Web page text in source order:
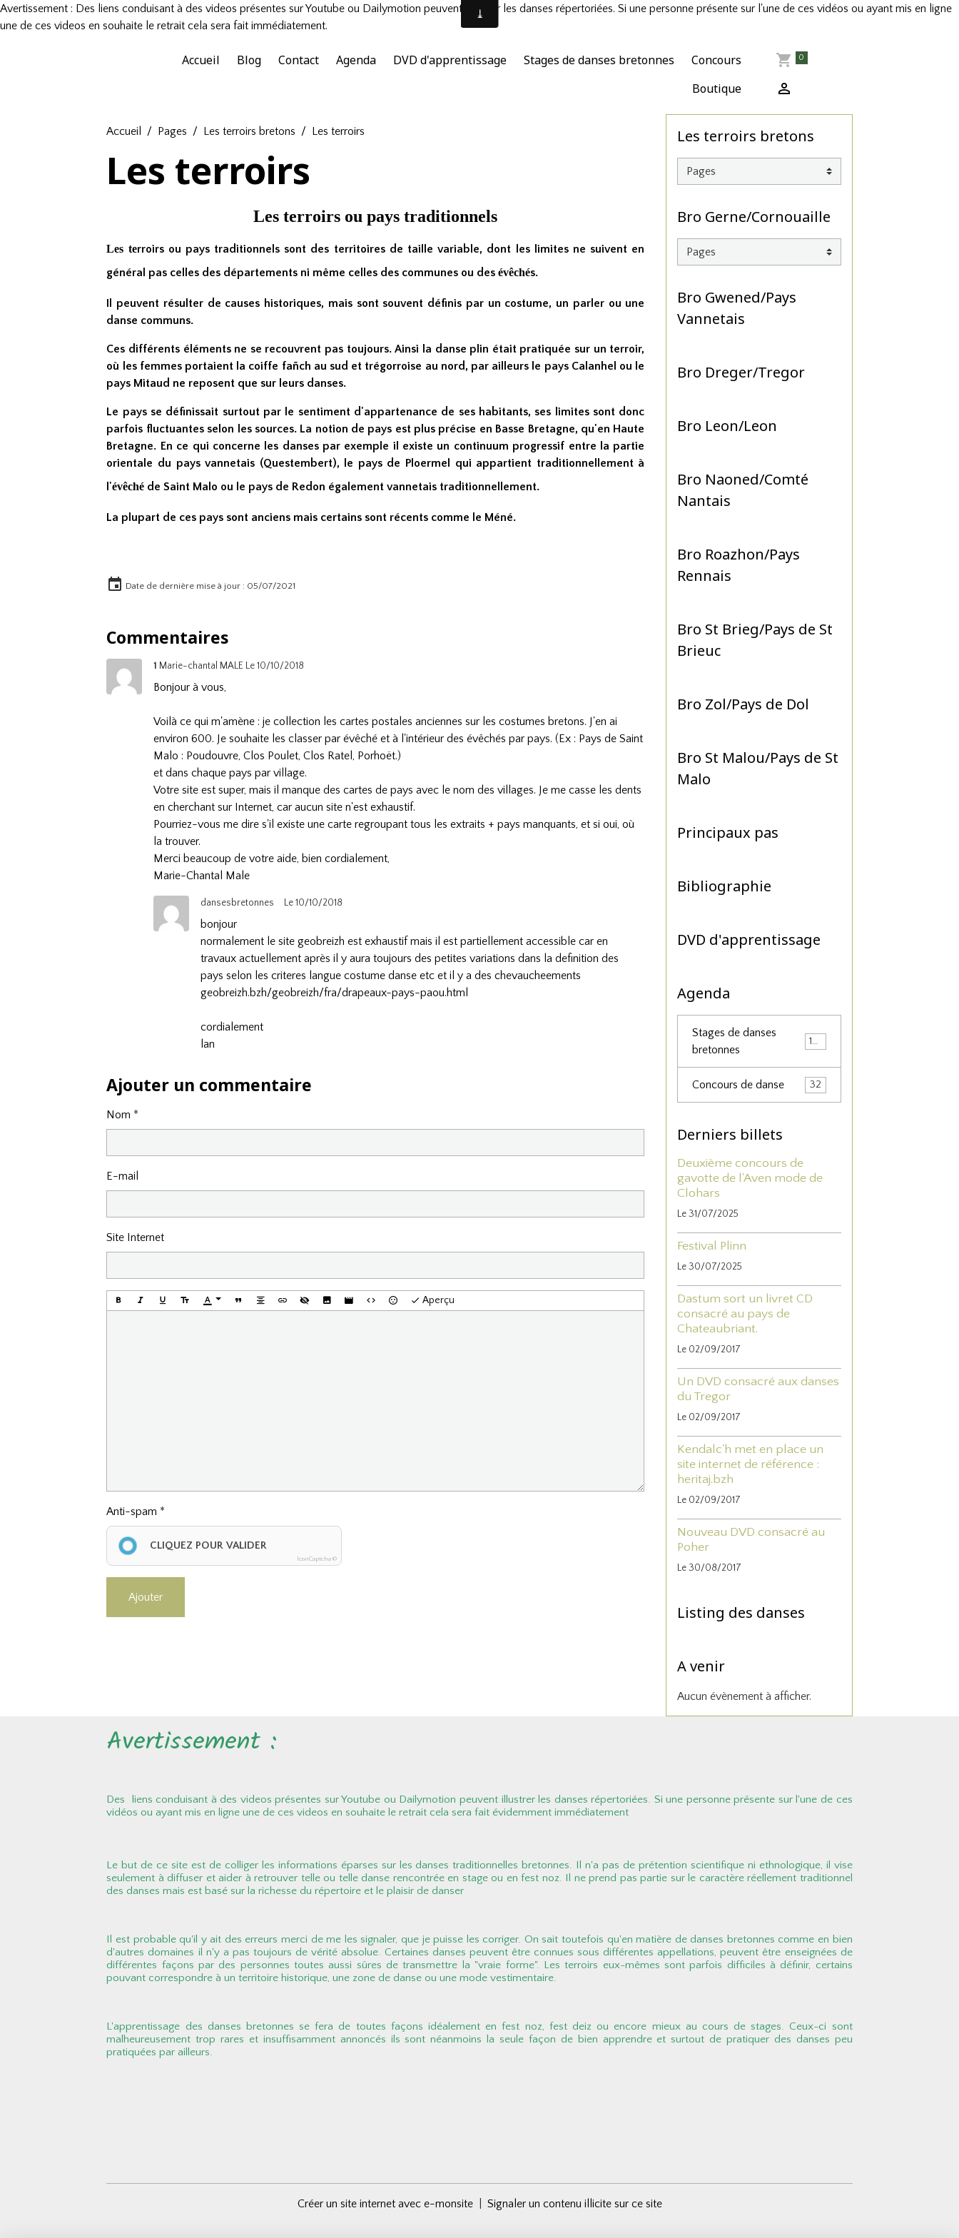
Avertissement : Des liens conduisant à des videos présentes sur Youtube ou Dailymotion peuvent illustrer les danses répertoriées. Si une personne présente sur l'une de ces vidéos ou ayant mis en ligne
une de ces videos en souhaite le retrait cela sera fait immédiatement.
Accueil Blog Contact Agenda DVD d'apprentissage Stages de danses bretonnes
Concours
Boutique
0
Accueil Pages Les terroirs bretons Les terroirs
Les terroirs
Les terroirs ou pays traditionnels
Les terroirs ou pays traditionnels sont des territoires de taille variable, dont les limites ne suivent en
général pas celles des départements ni même celles des communes ou desévêchés.
Il peuvent résulter de causes historiques, mais sont souvent définis par un costume, un parler ou une
danse communs.
Ces différents éléments ne se recouvrent pas toujours. Ainsi la danse plin était pratiquée sur un terroir,
où les femmes portaient la coiffe fañch au sud et trégorroise au nord, par ailleurs le pays Calanhel ou le
pays Mitaud ne reposent que sur leurs danses.
Le pays se définissait surtout par le sentiment d'appartenance de ses habitants, ses limites sont donc
parfois fluctuantes selon les sources. La notion de pays est plus précise en Basse Bretagne, qu'en Haute
Bretagne. En ce qui concerne les danses par exemple il existe un continuum progressif entre la partie
orientale du pays vannetais (Questembert), le pays de Ploermel qui appartient traditionnellement à
l'évêché de Saint Malo ou le pays de Redon également vannetais traditionnellement.
La plupart de ces pays sont anciens mais certains sont récents comme le Méné.
Date de dernière mise à jour : 05/07/2021
Commentaires
1 Marie-chantal MALE Le 10/10/2018
Bonjour à vous,
Voilà ce qui m'amène : je collection les cartes postales anciennes sur les costumes bretons. J'en ai
environ 600. Je souhaite les classer par évêché et à l'intérieur des évêchés par pays. (Ex : Pays de Saint
Malo : Poudouvre, Clos Poulet, Clos Ratel, Porhoët.)
et dans chaque pays par village.
Votre site est super, mais il manque des cartes de pays avec le nom des villages. Je me casse les dents
en cherchant sur Internet, car aucun site n'est exhaustif.
Pourriez-vous me dire s'il existe une carte regroupant tous les extraits + pays manquants, et si oui, où
la trouver.
Merci beaucoup de votre aide, bien cordialement,
Marie-Chantal Male
dansesbretonnes Le 10/10/2018
bonjour
normalement le site geobreizh est exhaustif mais il est partiellement accessible car en
travaux actuellement après il y aura toujours des petites variations dans la definition des
pays selon les criteres langue costume danse etc et il y a des chevaucheements
geobreizh.bzh/geobreizh/fra/drapeaux-pays-paou.html
cordialement
lan
Ajouter un commentaire
Nom
E-mail
Site Internet
Aperçu
Anti-spam
CLIQUEZ POUR VALIDER
IconCaptcha ©
Ajouter
Les terroirs bretons
Bro Gerne/Cornouaille
Bro Gwened/Pays
Vannetais
Bro Dreger/Tregor
Bro Leon/Leon
Bro Naoned/Comté
Nantais
Bro Roazhon/Pays
Rennais
Bro St Brieg/Pays de St
Brieuc
Bro Zol/Pays de Dol
Bro St Malou/Pays de St
Malo
Principaux pas
Bibliographie
DVD d'apprentissage
Agenda
Stages de danses
bretonnes
156
Concours de danse 32
Derniers billets
Deuxième concours de
gavotte de l'Aven mode de
Clohars
Le 31/07/2025
Festival Plinn
Le 30/07/2025
Dastum sort un livret CD
consacré au pays de
Chateaubriant.
Le 02/09/2017
Un DVD consacré aux danses
du Tregor
Le 02/09/2017
Kendalc'h met en place un
site internet de référence :
heritaj.bzh
Le 02/09/2017
Nouveau DVD consacré au
Poher
Le 30/08/2017
Listing des danses
A venir
Aucun évènement à afficher.
Avertissement :
Des liens conduisant à des videos présentes sur Youtube ou Dailymotion peuvent illustrer les danses répertoriées. Si une personne présente sur l'une de ces
vidéos ou ayant mis en ligne une de ces videos en souhaite le retrait cela sera fait évidemment immédiatement
Le but de ce site est de colliger les informations éparses sur les danses traditionnelles bretonnes. Il n'a pas de prétention scientifique ni ethnologique, il vise
seulement à diffuser et aider à retrouver telle ou telle danse rencontrée en stage ou en fest noz. Il ne prend pas partie sur le caractère réellement traditionnel
des danses mais est basé sur la richesse du répertoire et le plaisir de danser
Il est probable qu'il y ait des erreurs merci de me les signaler, que je puisse les corriger. On sait toutefois qu'en matière de danses bretonnes comme en bien
d'autres domaines il n'y a pas toujours de vérité absolue. Certaines danses peuvent être connues sous différentes appellations, peuvent être enseignées de
différentes façons par des personnes toutes aussi sûres de transmettre la "vraie forme". Les terroirs eux-mêmes sont parfois difficiles à définir, certains
pouvant correspondre à un territoire historique, une zone de danse ou une mode vestimentaire.
L'apprentissage des danses bretonnes se fera de toutes façons idéalement en fest noz, fest deiz ou encore mieux au cours de stages. Ceux-ci sont
malheureusement trop rares et insuffisamment annoncés ils sont néanmoins la seule façon de bien apprendre et surtout de pratiquer des danses peu
pratiquées par ailleurs.
Créer un site internet avec e-monsite Signaler un contenu illicite sur ce site